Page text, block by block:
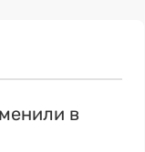
в